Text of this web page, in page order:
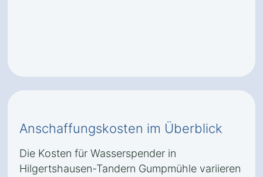
Anschaffungskosten im Überblick
Die Kosten für Wasserspender in
Hilgertshausen-Tandern Gumpmühle variieren